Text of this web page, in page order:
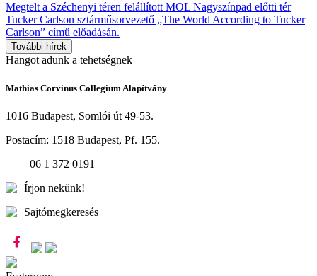
Megtelt a Széchenyi téren felállított MOL Nagyszínpad előtti tér
Tucker Carlson sztárműsorvezető „The World According to Tucker
Carlson” című előadásán.
További hírek
Hangotadunk a tehetségnek
Mathias Corvinus Collegium Alapítvány
1016 Budapest, Somlói út 49-53.
Postacím: 1518 Budapest, Pf. 155.
06 1 372 0191
Írjon nekünk!
Sajtómegkeresés